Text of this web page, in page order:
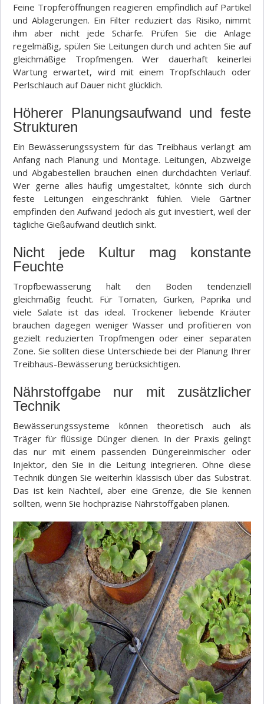
Feine Tropferöffnungen reagieren empfindlich auf Partikel
und Ablagerungen. Ein Filter reduziert das Risiko, nimmt
ihm aber nicht jede Schärfe. Prüfen Sie die Anlage
regelmäßig, spülen Sie Leitungen durch und achten Sie auf
gleichmäßige Tropfmengen. Wer dauerhaft keinerlei
Wartung erwartet, wird mit einem Tropfschlauch oder
Perlschlauch auf Dauer nicht glücklich.
Höherer Planungsaufwand und feste
Strukturen
Ein Bewässerungssystem für das Treibhaus verlangt am
Anfang nach Planung und Montage. Leitungen, Abzweige
und Abgabestellen brauchen einen durchdachten Verlauf.
Wer gerne alles häufig umgestaltet, könnte sich durch
feste Leitungen eingeschränkt fühlen. Viele Gärtner
empfinden den Aufwand jedoch als gut investiert, weil der
tägliche Gießaufwand deutlich sinkt.
Nicht jede Kultur mag konstante
Feuchte
Tropfbewässerung hält den Boden tendenziell
gleichmäßig feucht. Für Tomaten, Gurken, Paprika und
viele Salate ist das ideal. Trockener liebende Kräuter
brauchen dagegen weniger Wasser und profitieren von
gezielt reduzierten Tropfmengen oder einer separaten
Zone. Sie sollten diese Unterschiede bei der Planung Ihrer
Treibhaus-Bewässerung berücksichtigen.
Nährstoffgabe nur mit zusätzlicher
Technik
Bewässerungssysteme können theoretisch auch als
Träger für flüssige Dünger dienen. In der Praxis gelingt
das nur mit einem passenden Düngereinmischer oder
Injektor, den Sie in die Leitung integrieren. Ohne diese
Technik düngen Sie weiterhin klassisch über das Substrat.
Das ist kein Nachteil, aber eine Grenze, die Sie kennen
sollten, wenn Sie hochpräzise Nährstoffgaben planen.